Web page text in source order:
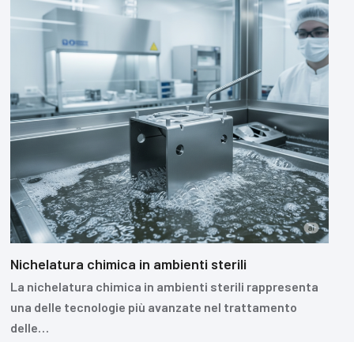
Nichelatura chimica in ambienti sterili
La nichelatura chimica in ambienti sterili rappresenta
una delle tecnologie più avanzate nel trattamento
delle…